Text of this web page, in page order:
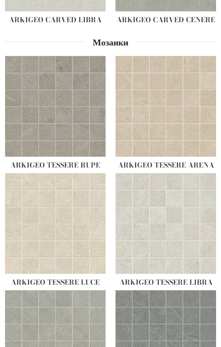
ARKIGEO CARVED LIBRA ARKIGEO CARVED CENERE
Мозаики
ARKIGEO TESSERE RUPE ARKIGEO TESSERE ARENA
ARKIGEO TESSERE LUCE ARKIGEO TESSERE LIBRA